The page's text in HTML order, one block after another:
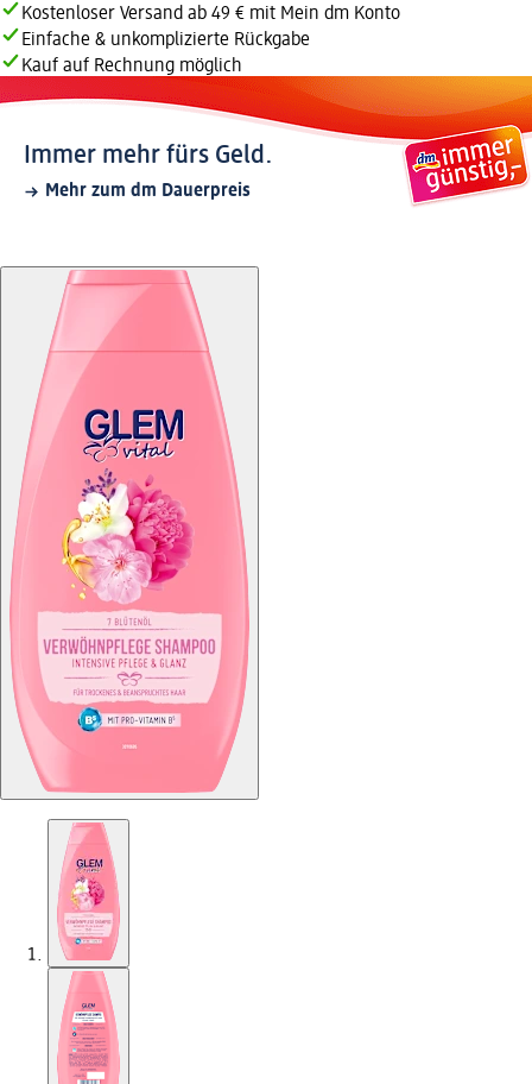
Kostenloser Versand ab 49 € mit Mein dm Konto
Einfache & unkomplizierte Rückgabe
Kauf auf Rechnung möglich
Immer mehr fürs Geld.
Mehr zum dm Dauerpreis